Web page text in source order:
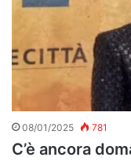
08/01/2025 781
C’è ancora